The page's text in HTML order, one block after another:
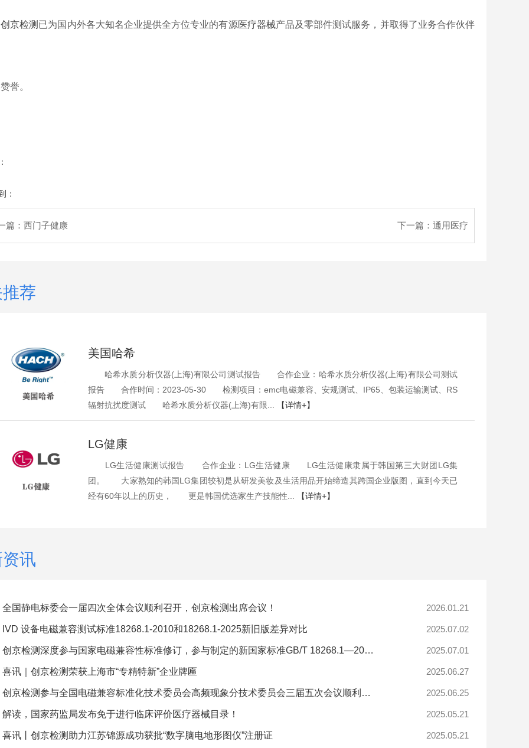
创京检测 已为国内外各大知名企业提供全方位专业的有源医疗器械产品及零部件测试服务，并取得了业务合作伙伴
。
：
篇： 西门子健康 下一篇： 通用医疗
荐
美国哈希
哈希水质分析仪器(上海)有限公司测试报告 合作企业：哈希水质分析仪器(上海)有限公司测试
报告 合作时间：2023-05-30 检测项目：emc电磁兼容、安规测试、IP65、包装运输测试、RS
辐射抗扰度测试 哈希水质分析仪器(上海)有限...
【详情+】
LG健康
LG生活健康测试报告 合作企业：LG生活健康 LG生活健康隶属于韩国第三大财团LG集
团。 大家熟知的韩国LG集团较初是从研发美妆及生活用品开始缔造其跨国企业版图，直到今天已
经有60年以上的历史， 更是韩国优选家生产技能性...
【详情+】
讯
全国静电标委会一届四次全体会议顺利召开，创京检测出席会议！ 2026.01.21
IVD 设备电磁兼容测试标准18268.1-2010和18268.1-2025新旧版差异对比 2025.07.02
创京检测深度参与国家电磁兼容性标准修订，参与制定的新国家标准GB/T 18268.1—2025正式发布！ 2025.07.01
喜讯｜创京检测荣获上海市“专精特新”企业牌匾 2025.06.27
创京检测参与全国电磁兼容标准化技术委员会高频现象分技术委员会三届五次会议顺利召开 2025.06.25
解读，国家药监局发布免于进行临床评价医疗器械目录！ 2025.05.21
喜讯丨创京检测助力江苏锦源成功获批“数字脑电地形图仪”注册证 2025.05.21